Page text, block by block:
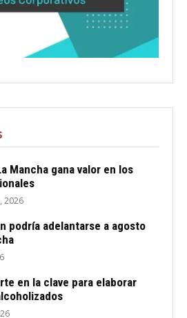
Mancha gana valor en los
2026
podría adelantarse a agosto
en la clave para elaborar